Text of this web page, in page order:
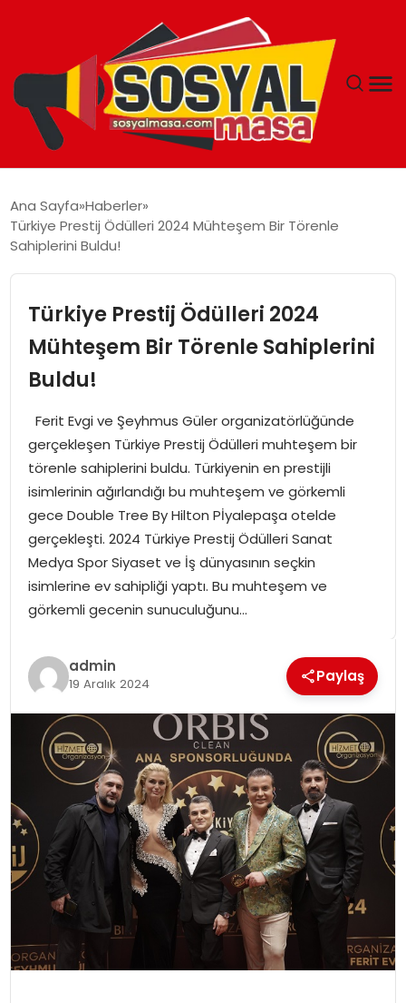
EKONOMI
TEKNOLOJI
EĞITIM
SPOR
GÜNDEM
MAGAZIN
Ana Sayfa Haberler
Türkiye Prestij Ödülleri 2024 Mühteşem Bir Törenle
Sahiplerini Buldu!
Türkiye Prestij Ödülleri 2024
Mühteşem Bir Törenle Sahiplerini
Buldu!
Ferit Evgi ve Şeyhmus Güler organizatörlüğünde
gerçekleşen Türkiye Prestij Ödülleri muhteşem bir
törenle sahiplerini buldu. Türkiyenin en prestijli
isimlerinin ağırlandığı bu muhteşem ve görkemli
gece Double Tree By Hilton Pİyalepaşa otelde
gerçekleşti. 2024 Türkiye Prestij Ödülleri Sanat
Medya Spor Siyaset ve İş dünyasının seçkin
isimlerine ev sahipliği yaptı. Bu muhteşem ve
görkemli gecenin sunuculuğunu…
admin
19 Aralık 2024 Paylaş